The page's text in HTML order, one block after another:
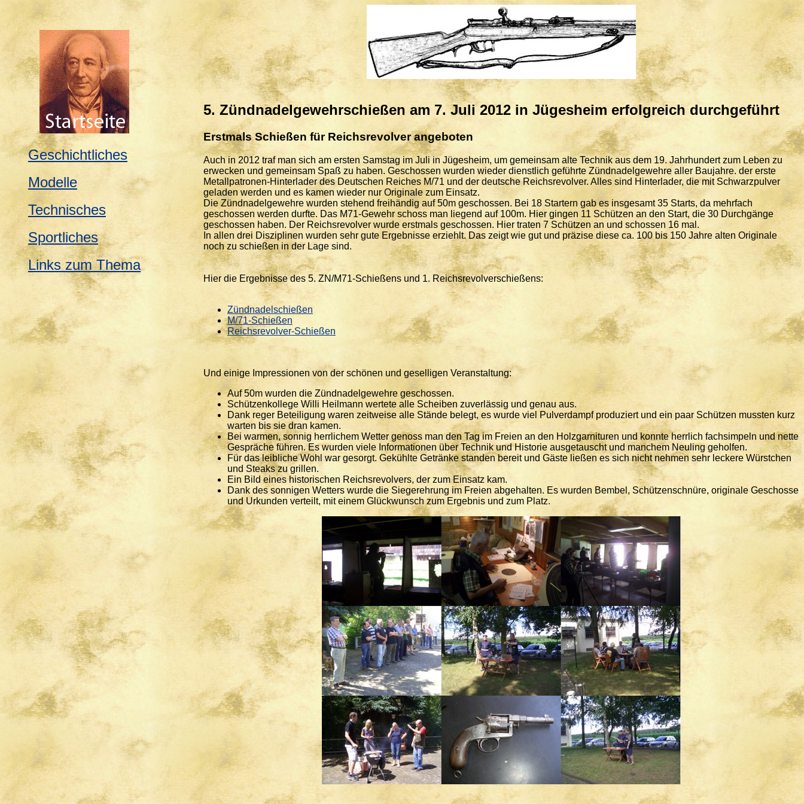
Geschichtliches
Modelle
Technisches
Sportliches
Links zum Thema
5. Zündnadelgewehrschießen am 7. Juli 2012 in Jügesheim erfolgreich durchgeführt
Erstmals Schießen für Reichsrevolver angeboten
Auch in 2012 traf man sich am ersten Samstag im Juli in Jügesheim, um gemeinsam alte Technik aus dem 19. Jahrhundert zum Leben zu
erwecken und gemeinsam Spaß zu haben. Geschossen wurden wieder dienstlich geführte Zündnadelgewehre aller Baujahre. der erste
Metallpatronen-Hinterlader des Deutschen Reiches M/71 und der deutsche Reichsrevolver. Alles sind Hinterlader, die mit Schwarzpulver
geladen werden und es kamen wieder nur Originale zum Einsatz.
Die Zündnadelgewehre wurden stehend freihändig auf 50m geschossen. Bei 18 Startern gab es insgesamt 35 Starts, da mehrfach
geschossen werden durfte. Das M71-Gewehr schoss man liegend auf 100m. Hier gingen 11 Schützen an den Start, die 30 Durchgänge
geschossen haben. Der Reichsrevolver wurde erstmals geschossen. Hier traten 7 Schützen an und schossen 16 mal.
In allen drei Disziplinen wurden sehr gute Ergebnisse erziehlt. Das zeigt wie gut und präzise diese ca. 100 bis 150 Jahre alten Originale
noch zu schießen in der Lage sind.
Hier die Ergebnisse des 5. ZN/M71-Schießens und 1. Reichsrevolverschießens:
Zündnadelschießen
M/71-Schießen
Reichsrevolver-Schießen
Und einige Impressionen von der schönen und geselligen Veranstaltung:
Auf 50m wurden die Zündnadelgewehre geschossen.
Schützenkollege Willi Heilmann wertete alle Scheiben zuverlässig und genau aus.
Dank reger Beteiligung waren zeitweise alle Stände belegt, es wurde viel Pulverdampf produziert und ein paar Schützen mussten kurz
warten bis sie dran kamen.
Bei warmen, sonnig herrlichem Wetter genoss man den Tag im Freien an den Holzgarnituren und konnte herrlich fachsimpeln und nette
Gespräche führen. Es wurden viele Informationen über Technik und Historie ausgetauscht und manchem Neuling geholfen.
Für das leibliche Wohl war gesorgt. Gekühlte Getränke standen bereit und Gäste ließen es sich nicht nehmen sehr leckere Würstchen
und Steaks zu grillen.
Ein Bild eines historischen Reichsrevolvers, der zum Einsatz kam.
Dank des sonnigen Wetters wurde die Siegerehrung im Freien abgehalten. Es wurden Bembel, Schützenschnüre, originale Geschosse
und Urkunden verteilt, mit einem Glückwunsch zum Ergebnis und zum Platz.